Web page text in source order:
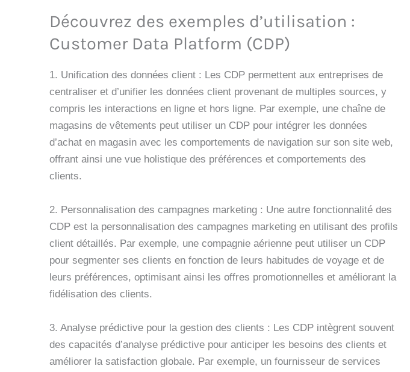
Découvrez des exemples d’utilisation :
Customer Data Platform (CDP)
1. Unification des données client : Les CDP permettent aux entreprises de
centraliser et d’unifier les données client provenant de multiples sources, y
compris les interactions en ligne et hors ligne. Par exemple, une chaîne de
magasins de vêtements peut utiliser un CDP pour intégrer les données
d’achat en magasin avec les comportements de navigation sur son site web,
offrant ainsi une vue holistique des préférences et comportements des
clients.
2. Personnalisation des campagnes marketing : Une autre fonctionnalité des
CDP est la personnalisation des campagnes marketing en utilisant des profils
client détaillés. Par exemple, une compagnie aérienne peut utiliser un CDP
pour segmenter ses clients en fonction de leurs habitudes de voyage et de
leurs préférences, optimisant ainsi les offres promotionnelles et améliorant la
fidélisation des clients.
3. Analyse prédictive pour la gestion des clients : Les CDP intègrent souvent
des capacités d’analyse prédictive pour anticiper les besoins des clients et
améliorer la satisfaction globale. Par exemple, un fournisseur de services